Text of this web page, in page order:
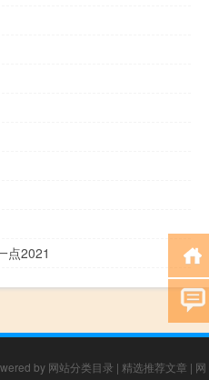
点2021
by 网站分类目录 | 精选推荐文章 | 网